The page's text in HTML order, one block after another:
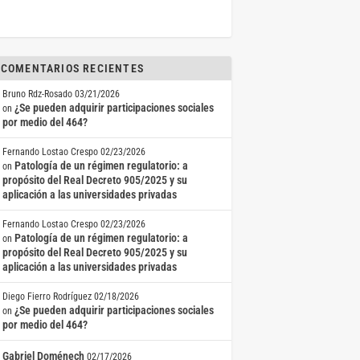
COMENTARIOS RECIENTES
Bruno Rdz-Rosado 03/21/2026
on ¿Se pueden adquirir participaciones sociales
por medio del 464?
Fernando Lostao Crespo 02/23/2026
on Patología de un régimen regulatorio: a
propósito del Real Decreto 905/2025 y su
aplicación a las universidades privadas
Fernando Lostao Crespo 02/23/2026
on Patología de un régimen regulatorio: a
propósito del Real Decreto 905/2025 y su
aplicación a las universidades privadas
Diego Fierro Rodríguez 02/18/2026
on ¿Se pueden adquirir participaciones sociales
por medio del 464?
Gabriel Doménech 02/17/2026